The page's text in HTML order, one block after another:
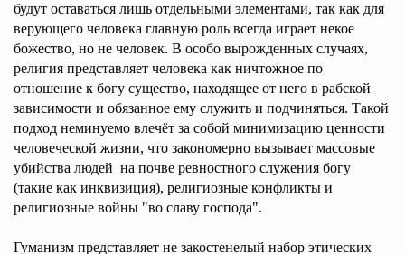
будут оставаться лишь отдельными элементами, так как для
верующего человека главную роль всегда играет некое
божество, но не человек. В особо вырожденных случаях,
религия представляет человека как ничтожное по
отношение к богу существо, находящее от него в рабской
зависимости и обязанное ему служить и подчиняться. Такой
подход неминуемо влечёт за собой минимизацию ценности
человеческой жизни, что закономерно вызывает массовые
убийства людей на почве ревностного служения богу
(такие как инквизиция), религиозные конфликты и
религиозные войны "во славу господа".
Гуманизм представляет не закостенелый набор этических